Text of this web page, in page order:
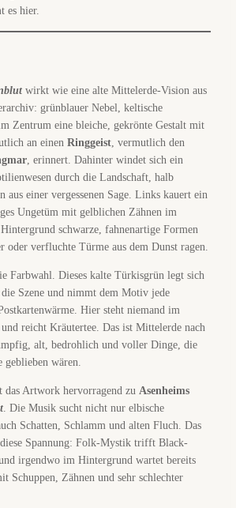
es hier.
wirkt wie eine alte Mittelerde-Vision aus
grünblauer Nebel, keltische
Zentrum eine bleiche, gekrönte Gestalt mit
an einen Ringgeist , vermutlich den
, erinnert. Dahinter windet sich ein
durch die Landschaft, halb
aus einer vergessenen Sage. Links kauert ein
Ungetüm mit gelblichen Zähnen im
schwarze, fahnenartige Formen
oder verfluchte Türme aus dem Dunst ragen.
Farbwahl. Dieses kalte Türkisgrün legt sich
Szene und nimmt dem Motiv jede
Hier steht niemand im
reicht Kräutertee. Das ist Mittelerde nach
alt, bedrohlich und voller Dinge, die
geblieben wären.
das Artwork hervorragend zu Asenheims
. Die Musik sucht nicht nur elbische
Schatten, Schlamm und alten Fluch. Das
Spannung: Folk-Mystik trifft Black-
irgendwo im Hintergrund wartet bereits
Schuppen, Zähnen und sehr schlechter